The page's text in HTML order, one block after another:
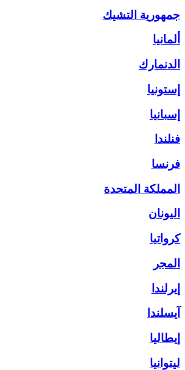
جمهورية التشيك
ألمانيا
الدنمارك
إستونيا
إسبانيا
فنلندا
فرنسا
المملكة المتحدة
اليونان
كرواتيا
المجر
إيرلندا
آيسلندا
إيطاليا
ليتوانيا